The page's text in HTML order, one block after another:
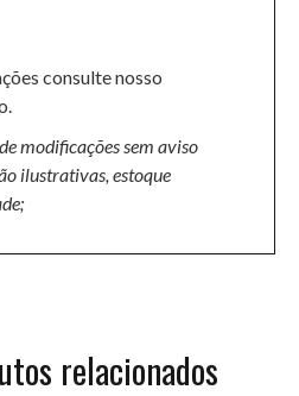
consulte nosso
modificações sem aviso
ilustrativas, estoque
relacionados